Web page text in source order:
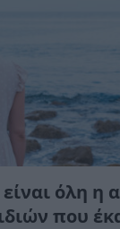
όλη η
που